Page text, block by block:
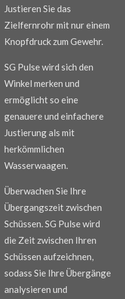
Justieren Sie das
Zielfernrohr mit nur einem
Knopfdruck zum Gewehr.
SG Pulse wird sich den
Winkel merken und
ermöglicht so eine
genauere und einfachere
Justierung als mit
herkömmlichen
Wasserwaagen.
Überwachen Sie Ihre
Übergangszeit zwischen
Schüssen. SG Pulse wird
die Zeit zwischen Ihren
Schüssen aufzeichnen,
sodass Sie Ihre Übergänge
analysieren und